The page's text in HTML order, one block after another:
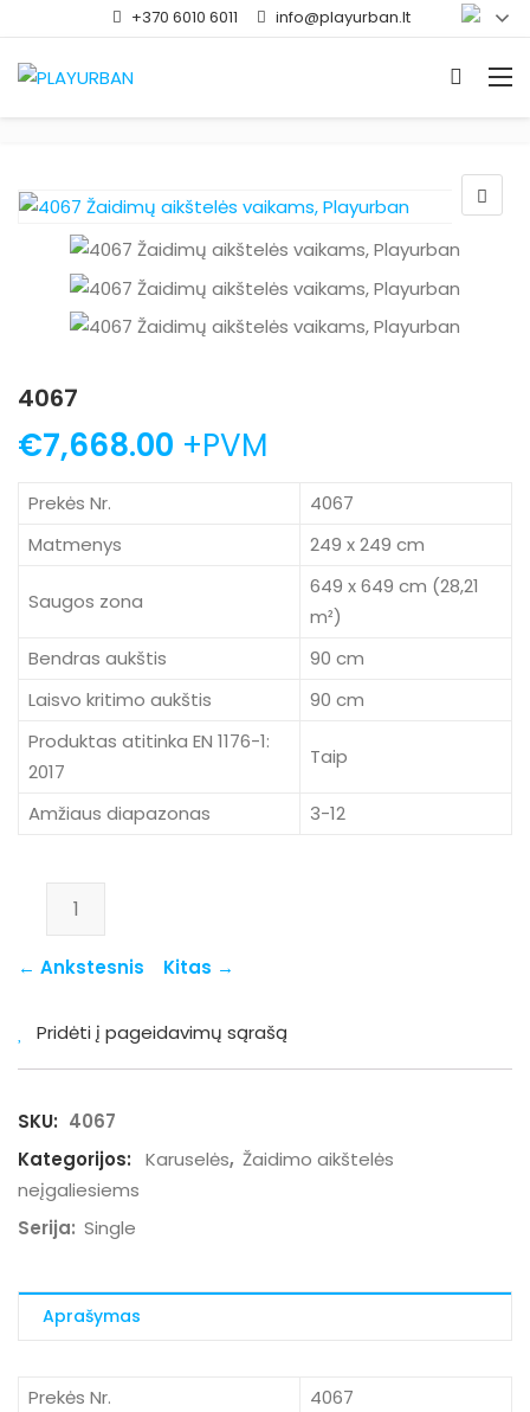
+370 6010 6011 info@playurban.lt
4067
€7,668.00 +PVM
Prekės Nr.
4067
Matmenys
249 x 249 cm
Saugos zona
649 x 649 cm (28,21
m²)
Bendras aukštis
90 cm
Laisvo kritimo aukštis
90 cm
Produktas atitinka EN 1176-1:
2017
Taip
Amžiaus diapazonas 3-12
produkto kiekis: 4067
← Ankstesnis Kitas →
Pridėti į pageidavimų sąrašą
SKU: 4067
Kategorijos:
Karuselės, Žaidimo aikštelės
neįgaliesiems
Serija: Single
Aprašymas
Prekės Nr.
4067